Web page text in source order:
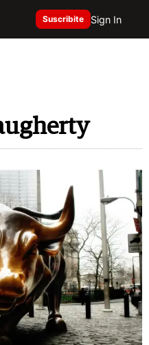
Suscribite Sign In